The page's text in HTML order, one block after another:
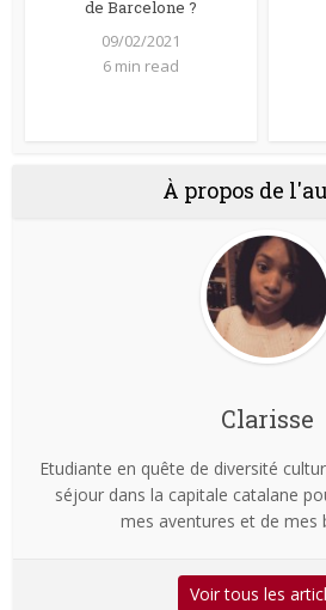
de Barcelone ?
09/02/2021
6 min read
À propos de
Clarisse
Etudiante en quête de diversité
séjour dans la capitale catalane
mes aventures et de mes
Voir tous les